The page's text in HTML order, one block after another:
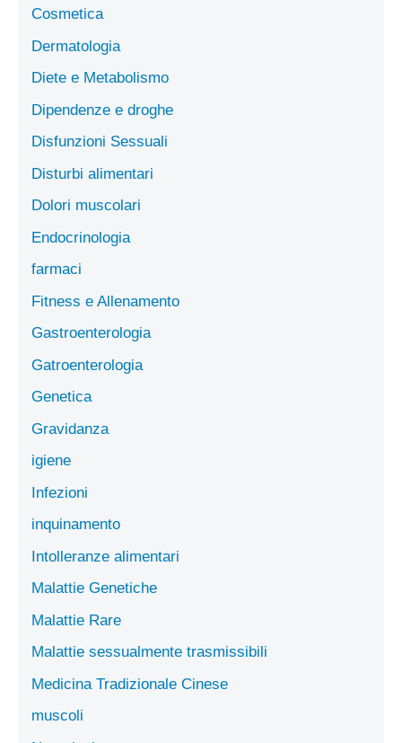
Cosmetica
Dermatologia
Diete e Metabolismo
Dipendenze e droghe
Disfunzioni Sessuali
Disturbi alimentari
Dolori muscolari
Endocrinologia
farmaci
Fitness e Allenamento
Gastroenterologia
Gatroenterologia
Genetica
Gravidanza
igiene
Infezioni
inquinamento
Intolleranze alimentari
Malattie Genetiche
Malattie Rare
Malattie sessualmente trasmissibili
Medicina Tradizionale Cinese
muscoli